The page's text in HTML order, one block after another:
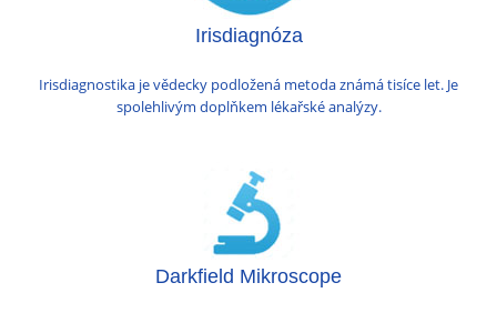
Irisdiagnóza
Irisdiagnostika je vědecky podložená metoda známá tisíce let. Je
spolehlivým doplňkem lékařské analýzy.
Darkfield Mikroscope